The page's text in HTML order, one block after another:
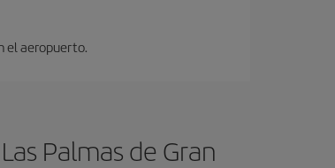
el aeropuerto.
Palmas de Gran